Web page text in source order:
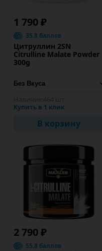
1 790 ₽
35.8 баллов
Цитруллин 2SN
Citrulline Malate Powder
300g
Купить в 1 клик
В корзину
2 790 ₽
55.8 баллов